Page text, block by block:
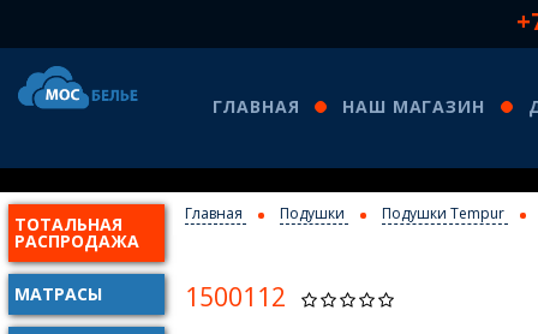
ТОТАЛЬНАЯ
РАСПРОДАЖА
МАТРАСЫ
ГЛАВНАЯ НАШ МАГАЗИН
Главная Подушки Подушки Tempur
1500112